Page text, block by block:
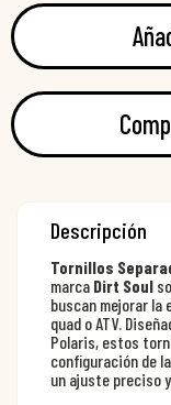
Descripción
Tornillos
marca Dirt Soul
buscan mejorar la
quad o ATV.
Polaris, estos
configuración de
un ajuste preciso